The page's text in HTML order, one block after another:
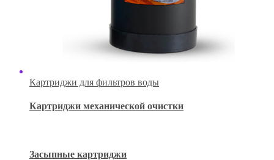
Картриджи для фильтров воды
Картриджи механической очистки
Засыпные картриджи